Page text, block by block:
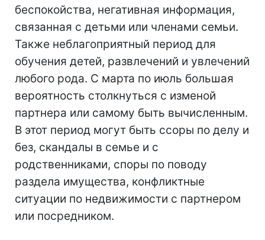
беспокойства, негативная информация,
связанная с детьми или членами семьи.
Также неблагоприятный период для
обучения детей, развлечений и увлечений
любого рода. С марта по июль большая
вероятность столкнуться с изменой
партнера или самому быть вычисленным.
В этот период могут быть ссоры по делу и
без, скандалы в семье и с
родственниками, споры по поводу
раздела имущества, конфликтные
ситуации по недвижимости с партнером
или посредником.